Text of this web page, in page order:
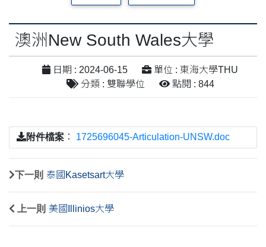
澳洲New South Wales大學
日期 : 2024-06-15
單位 : 東海大學THU
分類 : 雙聯學位
點閱 : 844
附件檔案 ： 1725696045-Articulation-UNSW.doc
下一則 泰國Kasetsart大學
上一則 美國Illinios大學